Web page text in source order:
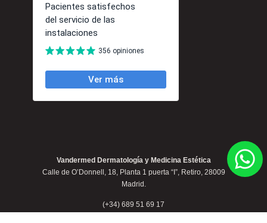
Vandermed Dermatología y Medicina Estética
Calle de O’Donnell, 18, Planta 1 puerta “I”, Retiro, 28009
Madrid.
(+34) 689 51 69 17